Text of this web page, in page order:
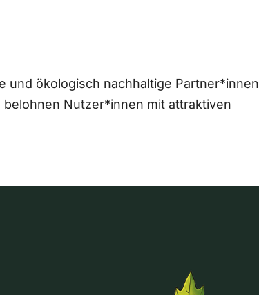
und ökologisch nachhaltige Partner*innen
belohnen Nutzer*innen mit attraktiven